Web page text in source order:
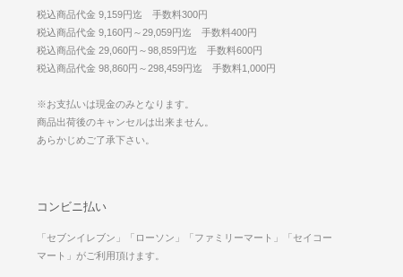
税込商品代金 9,159円迄 手数料300円
税込商品代金 9,160円～29,059円迄 手数料400円
税込商品代金 29,060円～98,859円迄 手数料600円
税込商品代金 98,860円～298,459円迄 手数料1,000円
※お支払いは現金のみとなります。
商品出荷後のキャンセルは出来ません。
あらかじめご了承下さい。
コンビニ払い
「セブンイレブン」「ローソン」「ファミリーマート」「セイコー
マート」がご利用頂けます。